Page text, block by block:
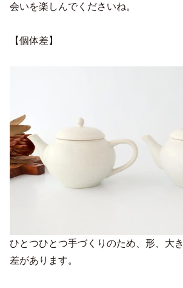
会いを楽しんでくださいね。
【個体差】
ひとつひとつ手づくりのため、形、大
差があります。